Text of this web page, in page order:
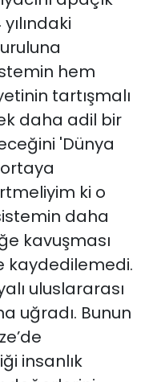
hem
tartışmalı
daha adil bir
'Dünya
ki o
daha
kavuşması
kaydedilemedi.
uluslararası
uğradı. Bunun
insanlık